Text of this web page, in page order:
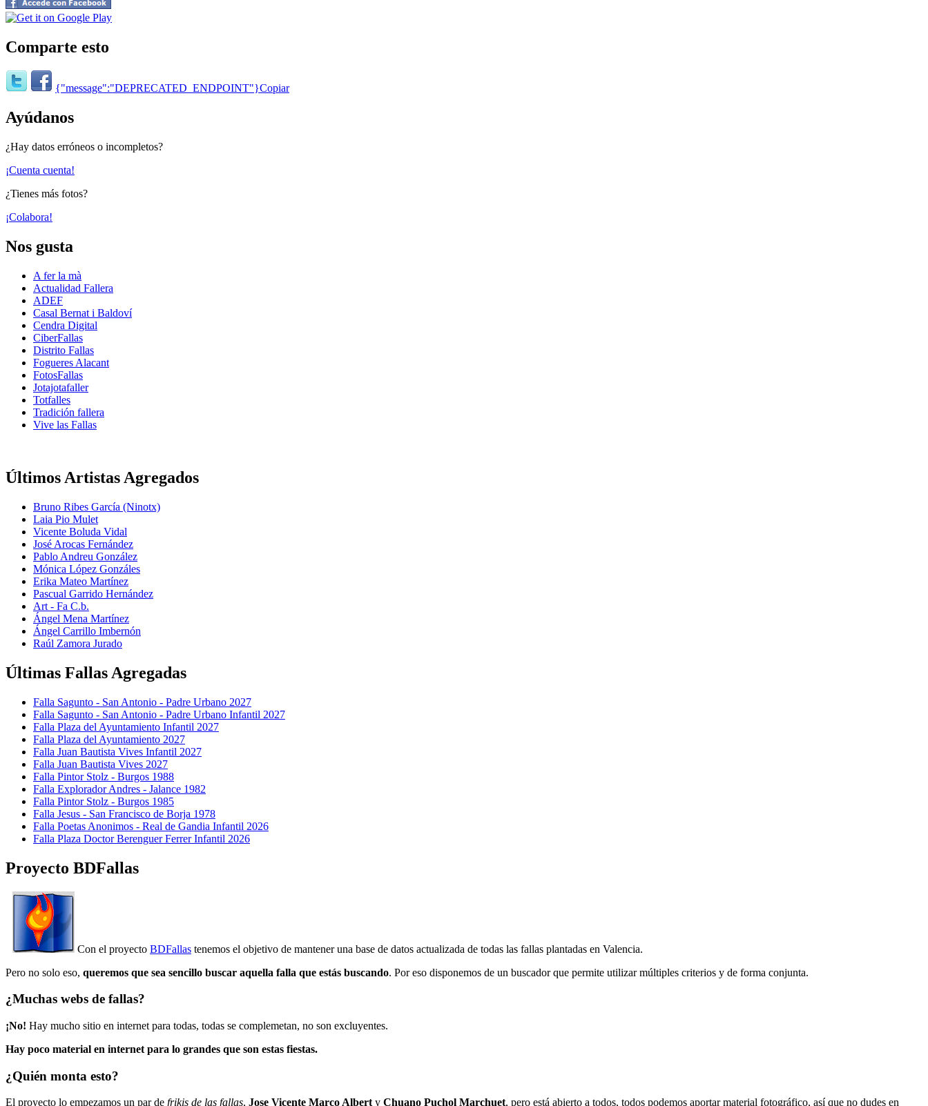
Comparte esto
{"message":"DEPRECATED_ENDPOINT"}Copiar
Ayúdanos
¿Hay datos erróneos o incompletos?
¡Cuenta cuenta!
¿Tienes más fotos?
¡Colabora!
Nos gusta
A fer la mà
Actualidad Fallera
ADEF
Casal Bernat i Baldoví
Cendra Digital
CiberFallas
Distrito Fallas
Fogueres Alacant
FotosFallas
Jotajotafaller
Totfalles
Tradición fallera
Vive las Fallas
Últimos Artistas Agregados
Bruno Ribes García (Ninotx)
Laia Pio Mulet
Vicente Boluda Vidal
José Arocas Fernández
Pablo Andreu González
Mónica López Gonzáles
Erika Mateo Martínez
Pascual Garrido Hernández
Art - Fa C.b.
Ángel Mena Martínez
Ángel Carrillo Imbernón
Raúl Zamora Jurado
Últimas Fallas Agregadas
Falla Sagunto - San Antonio - Padre Urbano 2027
Falla Sagunto - San Antonio - Padre Urbano Infantil 2027
Falla Plaza del Ayuntamiento Infantil 2027
Falla Plaza del Ayuntamiento 2027
Falla Juan Bautista Vives Infantil 2027
Falla Juan Bautista Vives 2027
Falla Pintor Stolz - Burgos 1988
Falla Explorador Andres - Jalance 1982
Falla Pintor Stolz - Burgos 1985
Falla Jesus - San Francisco de Borja 1978
Falla Poetas Anonimos - Real de Gandia Infantil 2026
Falla Plaza Doctor Berenguer Ferrer Infantil 2026
Proyecto BDFallas
Con el proyecto BDFallas tenemos el objetivo de mantener una base de datos actualizada de todas las fallas plantadas en Valencia.
Pero no solo eso, queremos que sea sencillo buscar aquella falla que estás buscando. Por eso disponemos de un buscador que permite utilizar múltiples criterios y de forma conjunta.
¿Muchas webs de fallas?
¡No! Hay mucho sitio en internet para todas, todas se complemetan, no son excluyentes.
Hay poco material en internet para lo grandes que son estas fiestas.
¿Quién monta esto?
El proyecto lo empezamos un par de frikis de las fallas, Jose Vicente Marco Albert y Chuano Puchol Marchuet, pero está abierto a todos, todos podemos aportar material fotográfico, así que no dudes en